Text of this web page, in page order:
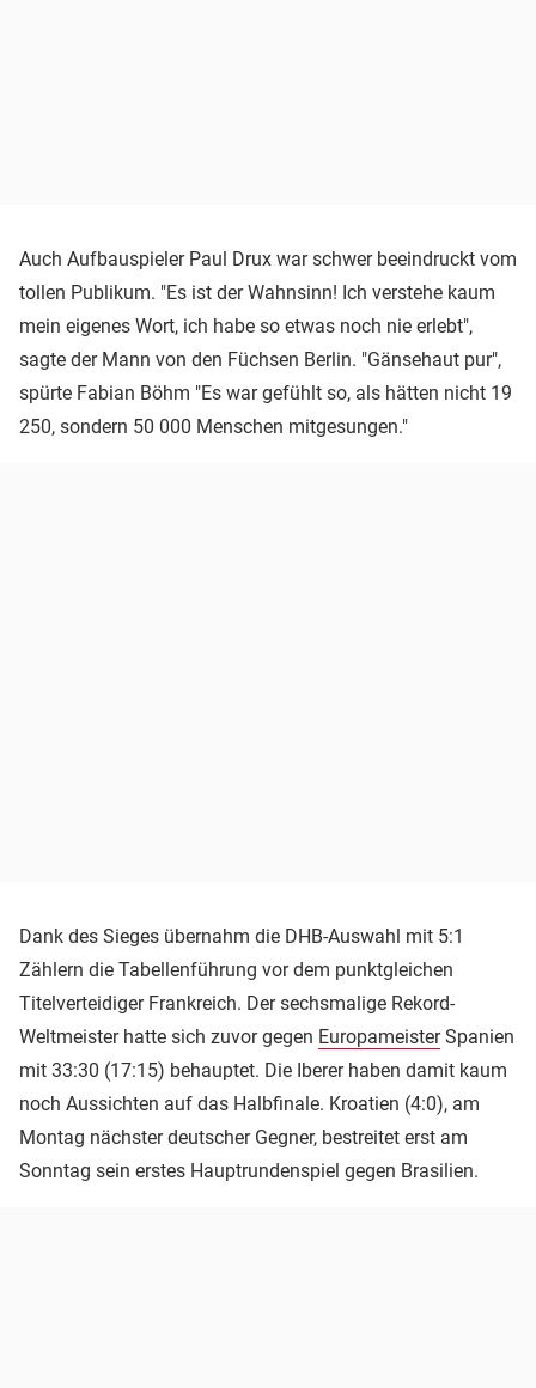
Auch Aufbauspieler Paul Drux war schwer beeindruckt vom
tollen Publikum. "Es ist der Wahnsinn! Ich verstehe kaum
mein eigenes Wort, ich habe so etwas noch nie erlebt",
sagte der Mann von den Füchsen Berlin. "Gänsehaut pur",
spürte Fabian Böhm "Es war gefühlt so, als hätten nicht 19
250, sondern 50 000 Menschen mitgesungen."
Dank des Sieges übernahm die DHB-Auswahl mit 5:1
Zählern die Tabellenführung vor dem punktgleichen
Titelverteidiger Frankreich. Der sechsmalige Rekord-
Weltmeister hatte sich zuvor gegen EuropameisterSpanien
mit 33:30 (17:15) behauptet. Die Iberer haben damit kaum
noch Aussichten auf das Halbfinale. Kroatien (4:0), am
Montag nächster deutscher Gegner, bestreitet erst am
Sonntag sein erstes Hauptrundenspiel gegen Brasilien.